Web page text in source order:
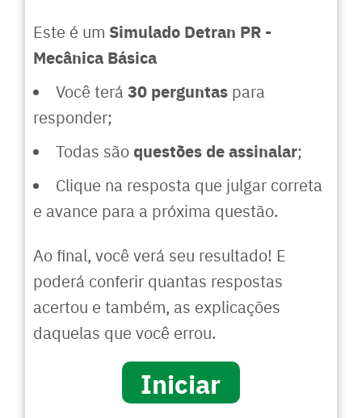
Este é um Simulado Detran PR -
Mecânica Básica
Você terá 30 perguntas para
responder;
Todas são questões de assinalar;
Clique na resposta que julgar correta
e avance para a próxima questão.
Ao final, você verá seu resultado! E
poderá conferir quantas respostas
acertou e também, as explicações
daquelas que você errou.
Iniciar